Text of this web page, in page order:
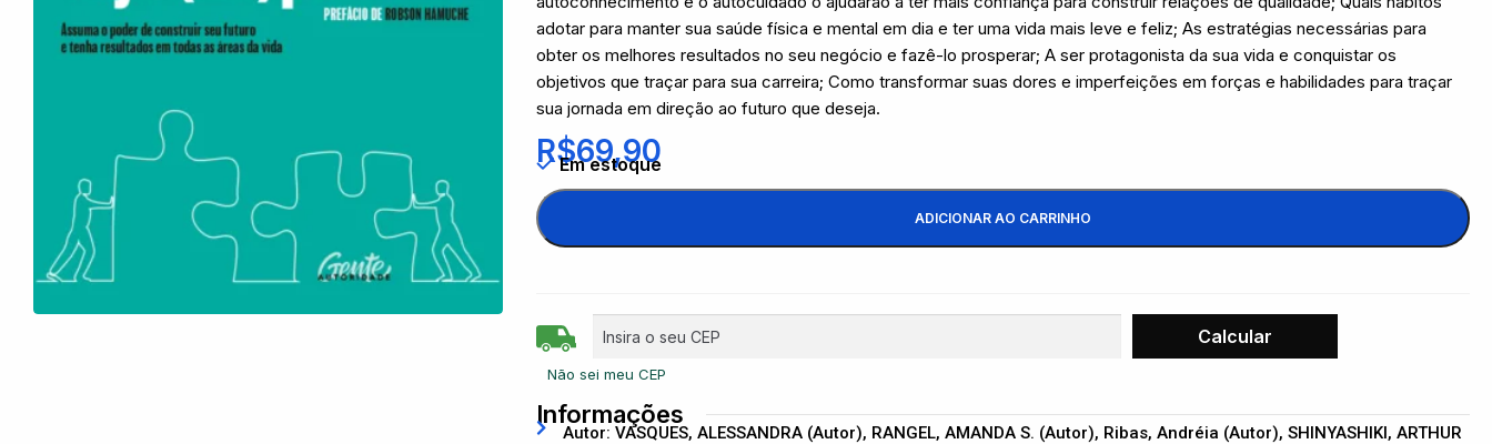
adotar para manter sua saúde física e mental em dia e ter uma vida mais leve e feliz; As estratégias necessárias para
obter os melhores resultados no seu negócio e fazê-lo prosperar; A ser protagonista da sua vida e conquistar os
objetivos que traçar para sua carreira; Como transformar suas dores e imperfeições em forças e habilidades para traçar
sua jornada em direção ao futuro que deseja.
R$69,90
Em estoque
ADICIONAR AO CARRINHO
Não sei meu CEP
Informações
Autor: VASQUES, ALESSANDRA (Autor), RANGEL, AMANDA S. (Autor), Ribas, Andréia (Autor), SHINYASHIKI, ARTHUR